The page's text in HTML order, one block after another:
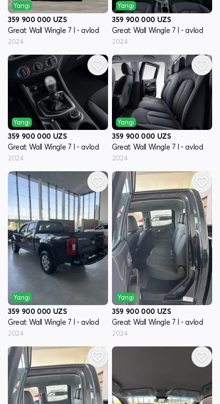
Yangi
359 900 000 UZS
Great Wall Wingle 7 I - avlod
2024
Yangi
359 900 000 UZS
Great Wall Wingle 7 I - avlod
2024
Yangi
359 900 000 UZS
Great Wall Wingle 7 I - avlod
2024
Yangi
359 900 000 UZS
Great Wall Wingle 7 I - avlod
2024
Yangi
359 900 000 UZS
Great Wall Wingle 7 I - avlod
2024
Yangi
359 900 000 UZS
Great Wall Wingle 7 I - avlod
2024